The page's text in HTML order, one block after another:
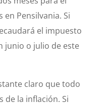
Pensilvania. Si
el impuesto
junio o julio de este
claro que todo
de la inflación. Si